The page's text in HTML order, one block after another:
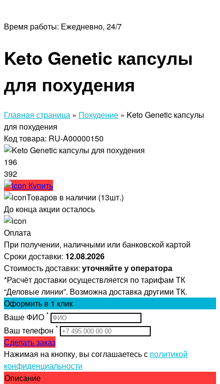
Время работы: Ежедневно, 24/7
Keto Genetic капсулы
для похудения
Главная страница » Похудение » Keto Genetic капсулы
для похудения
Код товара: RU-A00000150
196
392
Купить
Товаров в наличии (13шт.)
До конца акции осталось
Оплата
При получении, наличными или банковской картой
Сроки доставки: 12.08.2026
Стоимость доставки: уточняйте у оператора
*Расчёт доставки осуществляется по тарифам ТК
“Деловые линии”. Возможна доставка другими ТК.
Оформить в 1 клик
Ваше ФИО *
Ваш телефон *
Сделать заказ
Нажимая на кнопку, вы соглашаетесь с политикой
конфиденциальности
Описание